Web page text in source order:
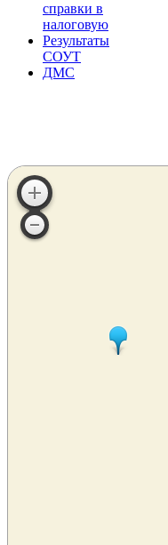
справки в
налоговую
Результаты
СОУТ
ДМС